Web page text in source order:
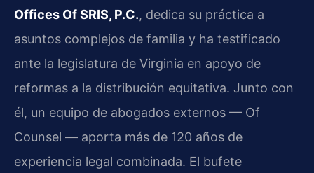
Offices Of SRIS, P.C., dedica su práctica a
asuntos complejos de familia y ha testificado
ante la legislatura de Virginia en apoyo de
reformas a la distribución equitativa. Junto con
él, un equipo de abogados externos — Of
Counsel — aporta más de 120 años de
experiencia legal combinada. El bufete